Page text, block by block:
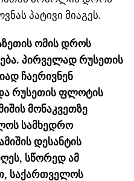
პატივი მიაგეს.
ომის დროს
პირველად რუსეთის
ჩაერივნენ
რუსეთის ფლოტის
მონაკვეთზე
სამხედრო
დესანტის
სწორედ ამ
საქართველოს